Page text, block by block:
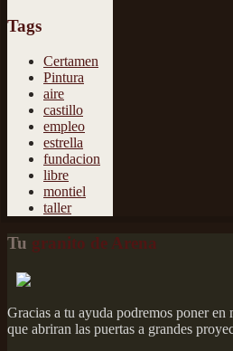
Tags
Certamen
Pintura
aire
castillo
empleo
estrella
fundacion
libre
montiel
taller
Tu granito de Arena
Gracias a tu ayuda podremos poner en
que abriran las puertas a grandes